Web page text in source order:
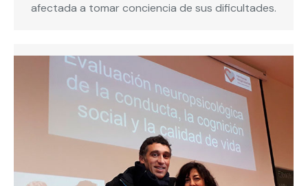
afectada a tomar conciencia de sus dificultades.